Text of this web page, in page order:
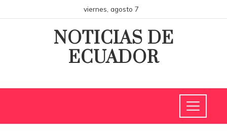
viernes, agosto 7
NOTICIAS DE
ECUADOR